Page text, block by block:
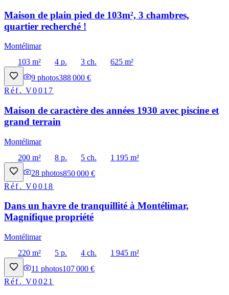
Maison de plain pied de 103m², 3 chambres,
quartier recherché !
Montélimar
103 m²
4 p. 3 ch.
625 m²
9 photos388 000 €
Réf.V0017
Maison de caractère des années 1930 avec piscine et
grand terrain
Montélimar
200 m²
8 p. 5 ch.
1 195 m²
28 photos850 000 €
Réf.V0018
Dans un havre de tranquillité à Montélimar,
Magnifique propriété
Montélimar
220 m²
5 p. 4 ch.
1 945 m²
11 photos107 000 €
Réf.V0021